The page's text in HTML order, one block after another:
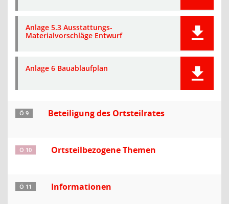
Anlage 5.3 Ausstattungs-
Materialvorschläge Entwurf
Anlage 6 Bauablaufplan
Ö 9 Beteiligung des Ortsteilrates
Ö 10 Ortsteilbezogene Themen
Ö 11 Informationen